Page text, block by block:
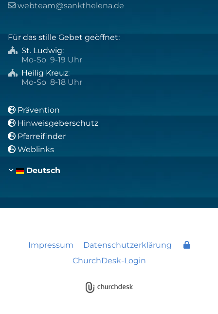
 webteam@sankthelena.de
Für das stille Gebet geöffnet:
 St. Ludwig:
Mo-So 9-19 Uhr
 Heilig Kreuz:
Mo-So 8-18 Uhr
 Prävention
 Hinweisgeberschutz
 Pfarreifinder
 Weblinks
Deutsch
Impressum
Datenschutzerklärung
ChurchDesk-Login